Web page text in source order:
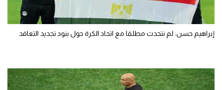
إبراهيم حسن: لم نتحدث مطلقا مع اتحاد الكرة حول بنود تجديد التعاقد